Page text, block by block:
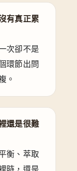
有真正累
次卻不是
環節出問
。
還是很難
衡、萃取
時，還是